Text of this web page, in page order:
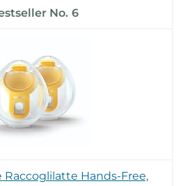
6
Raccoglilatte Hands-Free,